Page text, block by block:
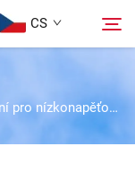
CS
nízkonapěťové spínací zařízení